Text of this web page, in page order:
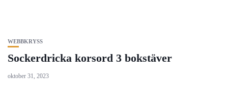
WEBBKRYSS
Sockerdricka korsord 3 bokstäver
oktober 31, 2023